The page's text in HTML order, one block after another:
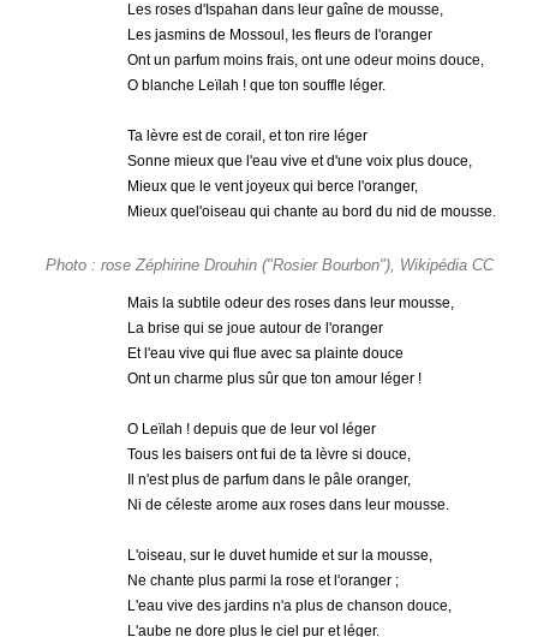
Les roses d'Ispahan dans leur gaîne de mousse,
Les jasmins de Mossoul, les fleurs de l'oranger
Ont un parfum moins frais, ont une odeur moins douce,
O blanche Leïlah ! que ton souffle léger.
Ta lèvre est de corail, et ton rire léger
Sonne mieux que l'eau vive et d'une voix plus douce,
Mieux que le vent joyeux qui berce l'oranger,
Mieux quel'oiseau qui chante au bord du nid de mousse.
Photo : rose Zéphirine Drouhin ("Rosier Bourbon"), Wikipédia CC
Mais la subtile odeur des roses dans leur mousse,
La brise qui se joue autour de l'oranger
Et l'eau vive qui flue avec sa plainte douce
Ont un charme plus sûr que ton amour léger !
O Leïlah ! depuis que de leur vol léger
Tous les baisers ont fui de ta lèvre si douce,
Il n'est plus de parfum dans le pâle oranger,
Ni de céleste arome aux roses dans leur mousse.
L'oiseau, sur le duvet humide et sur la mousse,
Ne chante plus parmi la rose et l'oranger ;
L'eau vive des jardins n'a plus de chanson douce,
L'aube ne dore plus le ciel pur et léger.